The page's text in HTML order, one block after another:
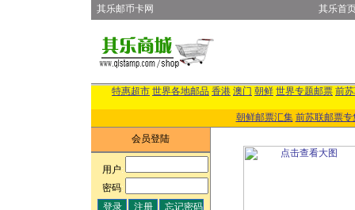
其乐邮币卡网 其乐首
特惠超市 世界各地邮品 香港 澳门 朝鲜 世界专题邮票 前
朝鲜邮票汇集 前苏联邮票专
会员登陆
用户:
密码: